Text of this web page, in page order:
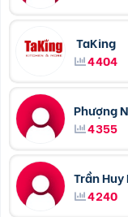
TaKing
4404
Phượng
4355
Trần Huy
4240